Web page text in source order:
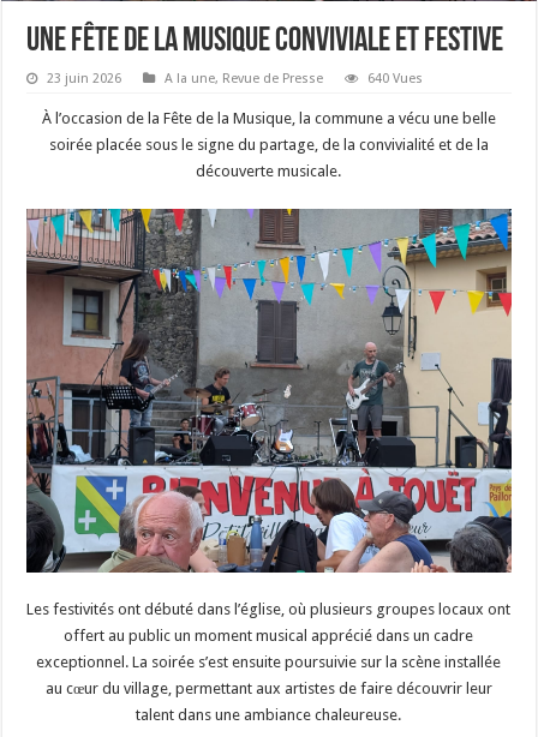
Une Fête de la Musique conviviale et festive
23 juin 2026 A la une, Revue de Presse 640 Vues
À l’occasion de la Fête de la Musique, la commune a vécu une belle
soirée placée sous le signe du partage, de la convivialité et de la
découverte musicale.
Les festivités ont débuté dans l’église, où plusieurs groupes locaux ont
offert au public un moment musical apprécié dans un cadre
exceptionnel. La soirée s’est ensuite poursuivie sur la scène installée
au cœur du village, permettant aux artistes de faire découvrir leur
talent dans une ambiance chaleureuse.